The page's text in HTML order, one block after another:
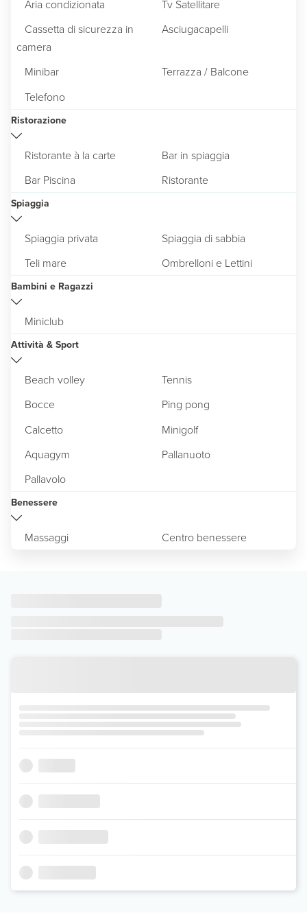
Aria condizionata
Tv Satellitare
Cassetta di sicurezza in
camera
Asciugacapelli
Minibar
Terrazza / Balcone
Telefono
Ristorazione
Ristorante à la carte
Bar in spiaggia
Bar Piscina
Ristorante
Spiaggia
Spiaggia privata
Spiaggia di sabbia
Teli mare
Ombrelloni e Lettini
Bambini e Ragazzi
Miniclub
Attività & Sport
Beach volley
Tennis
Bocce
Ping pong
Calcetto
Minigolf
Aquagym
Pallanuoto
Pallavolo
Benessere
Massaggi Centro benessere